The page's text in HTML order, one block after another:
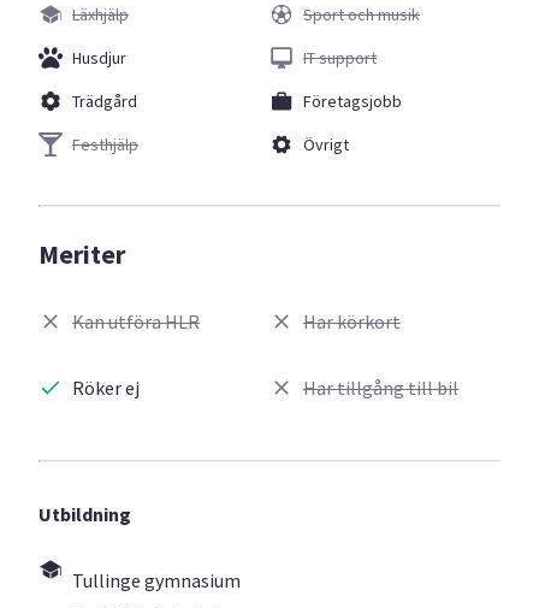
Läxhjälp
Husdjur
Trädgård
Festhjälp
Sport och musik
IT support
Företagsjobb
Övrigt
Meriter
Kan utföra HLR
Röker ej
Har körkort
Har tillgång till bil
Utbildning
Tullinge gymnasium